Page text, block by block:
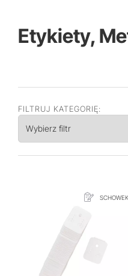
Etykiety,
FILTRUJ KATEGORIĘ:
Wybierz filtr
SCHOWEK